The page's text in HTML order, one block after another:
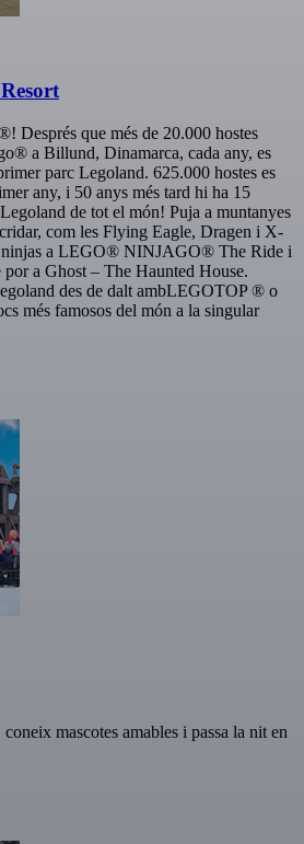
Després que més de 20.000 hostes
a Billund, Dinamarca, cada any, es
parc Legoland. 625.000 hostes es
any, i 50 anys més tard hi ha 15
de tot el món! Puja a muntanyes
com les Flying Eagle, Dragen i X-
ninjas a LEGO® NINJAGO® The Ride i
por a Ghost – The Haunted House.
des de dalt ambLEGOTOP ® o
més famosos del món a la singular
mascotes amables i passa la nit en